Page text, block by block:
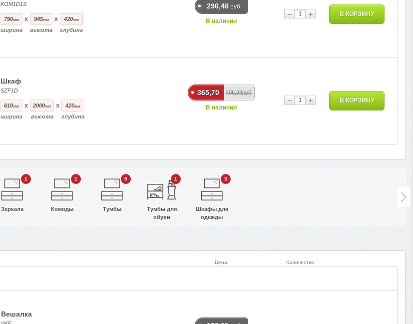
KOM1D1S
790мм
ширина
x 945мм
высота
x 420мм
глубина
290,48 руб.
В наличии
− + В КОРЗИНУ
Шкаф
SZF1D
610мм
ширина
x 2000мм
высота
x 420мм
глубина
365,70 406,33руб.
В наличии
− + В КОРЗИНУ
1
Зеркала
1
Комоды
5
Тумбы
1
Тумбы для
обуви
3
Шкафы для
одежды
Цена Количество
Вешалка